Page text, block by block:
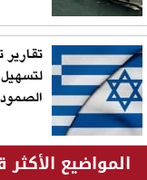
المواضيع الأكثر